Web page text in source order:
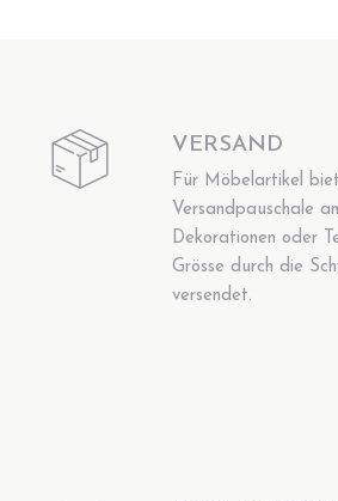
VERSAND
Für Möbelartikel
Versandpauschale
Dekorationen oder
Grösse durch die
versendet.